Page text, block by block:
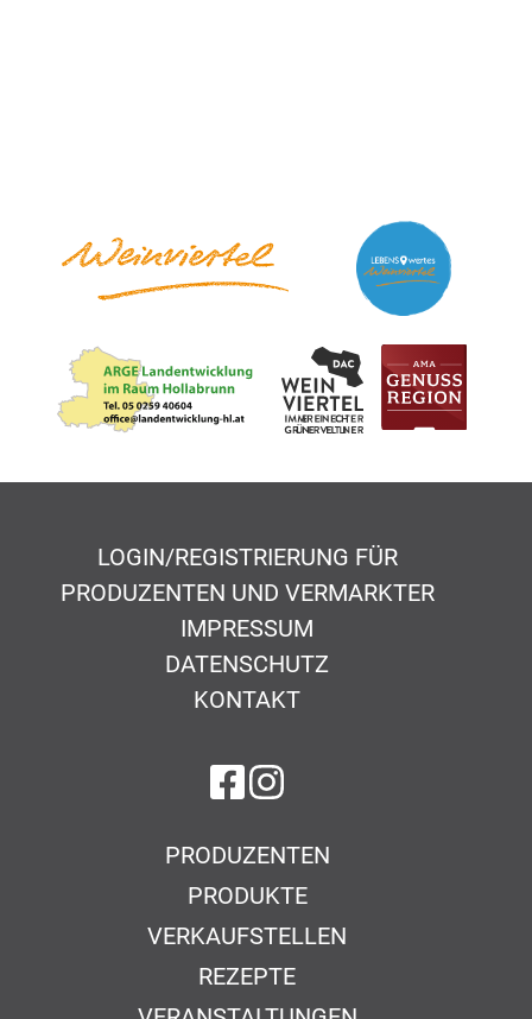
LOGIN/REGISTRIERUNG FÜR
PRODUZENTEN UND VERMARKTER
IMPRESSUM
DATENSCHUTZ
KONTAKT
auf Facebook
auf Instagram
PRODUZENTEN
PRODUKTE
VERKAUFSTELLEN
REZEPTE